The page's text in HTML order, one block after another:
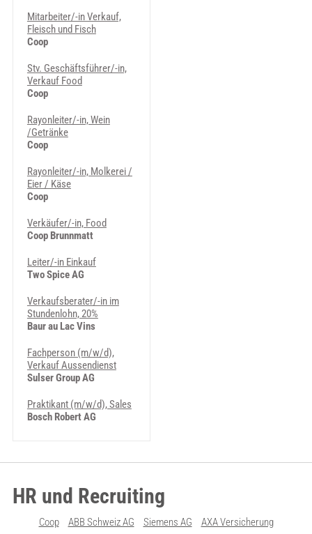
Mitarbeiter/-in Verkauf,
Fleisch und Fisch
Coop
Stv. Geschäftsführer/-in,
Verkauf Food
Coop
Rayonleiter/-in, Wein
/Getränke
Coop
Rayonleiter/-in, Molkerei /
Eier / Käse
Coop
Verkäufer/-in, Food
Coop Brunnmatt
Leiter/-in Einkauf
Two Spice AG
Verkaufsberater/-in im
Stundenlohn, 20%
Baur au Lac Vins
Fachperson (m/w/d),
Verkauf Aussendienst
Sulser Group AG
Praktikant (m/w/d), Sales
Bosch Robert AG
HR und Recruiting
Coop ABB Schweiz AG Siemens AG AXA Versicherung